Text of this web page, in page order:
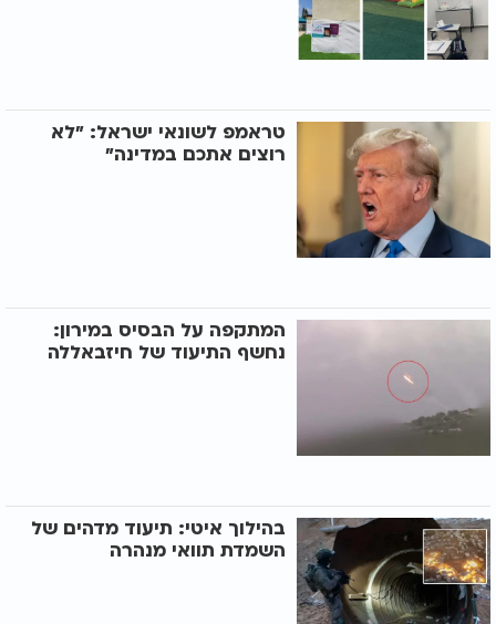
טראמפ לשונאי ישראל: "לא
רוצים אתכם במדינה"
המתקפה על הבסיס במירון:
נחשף התיעוד של חיזבאללה
בהילוך איטי: תיעוד מדהים של
השמדת תוואי מנהרה